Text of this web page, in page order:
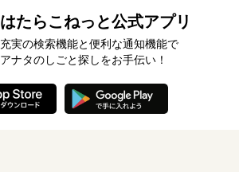
はたらこねっと公式アプリ
充実の検索機能と便利な通知機能で
アナタのしごと探しをお手伝い！